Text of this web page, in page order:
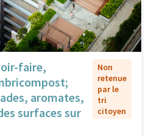
faire,
aromates,
surfaces sur
Non
retenue
par le
tri
citoyen